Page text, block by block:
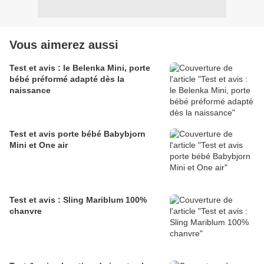
Vous aimerez aussi
Test et avis : le Belenka Mini, porte
bébé préformé adapté dès la
naissance
Test et avis porte bébé Babybjorn
Mini et One air
Test et avis : Sling Mariblum 100%
chanvre